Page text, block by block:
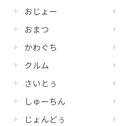
おじょー
おまつ
かわぐち
クルム
さいとぅ
しゅーちん
じょんどぅ